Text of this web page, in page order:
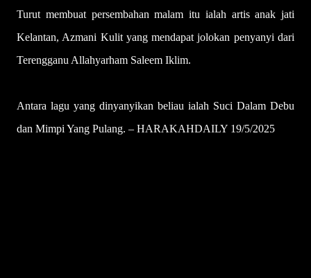
Turut membuat persembahan malam itu ialah artis anak jati
Kelantan, Azmani Kulit yang mendapat jolokan penyanyi dari
Terengganu Allahyarham Saleem Iklim.
Antara lagu yang dinyanyikan beliau ialah Suci Dalam Debu
dan Mimpi Yang Pulang. – HARAKAHDAILY 19/5/2025